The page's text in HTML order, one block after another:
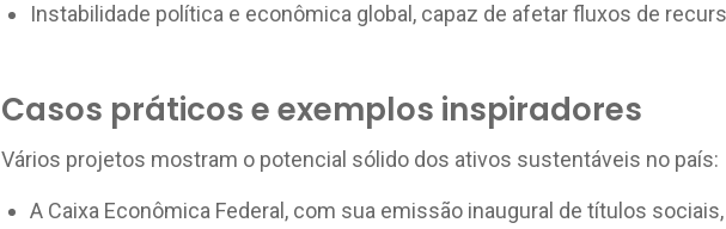
Instabilidade política e econômica global, capaz de afetar fluxos de
Casos práticos e exemplos inspiradores
Vários projetos mostram o potencial sólido dos ativos sustentáveis no país:
A Caixa Econômica Federal, com sua emissão inaugural de títulos sociais,